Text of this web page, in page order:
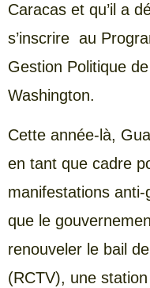
Caracas et qu’il a
s’inscrire au
Gestion Politique
Washington.
Cette année-là,
en tant que cadre
manifestations
que le
renouveler le bail
(RCTV), une